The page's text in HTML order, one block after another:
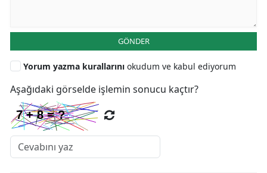
GÖNDER
Yorum yazma kurallarını okudum ve kabul ediyorum
Aşağıdaki görselde işlemin sonucu kaçtır?